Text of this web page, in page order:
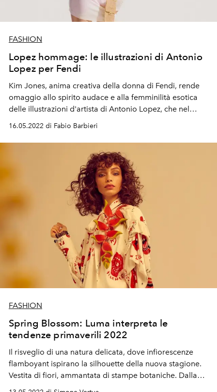
FASHION
Lopez hommage: le illustrazioni di Antonio
Lopez per Fendi
Kim Jones, anima creativa della donna di Fendi, rende
omaggio allo spirito audace e alla femminilità esotica
delle illustrazioni d'artista di Antonio Lopez, che nel
1983 collaborò con Karl Lagerfeld creando un logo
16.05.2022 di Fabio Barbieri
FASHION
Spring Blossom: Luma interpreta le
tendenze primaverili 2022
Il risveglio di una natura delicata, dove infiorescenze
flamboyant ispirano la silhouette della nuova stagione.
Vestita di fiori, ammantata di stampe botaniche. Dalla
palette cormatica e dalle proporzioni ispirate alle